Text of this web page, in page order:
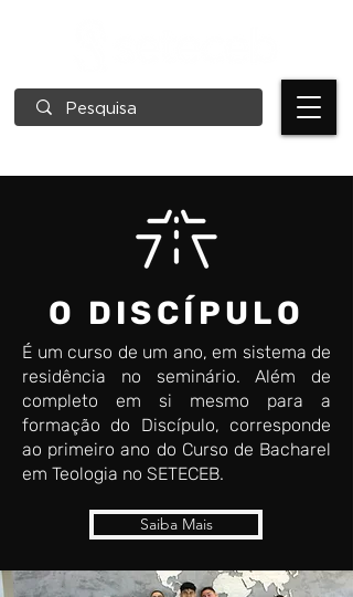
O DISCÍPULO
É um curso de um ano, em sistema de
residência no seminário. Além de
completo em si mesmo para a
formação do Discípulo, corresponde
ao primeiro ano do Curso de Bacharel
em Teologia no SETECEB.
Saiba Mais